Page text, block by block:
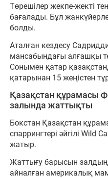
Төрешілер жекпе-жекті
бағалады. Бұл
болды.
Аталған кездесу
мансабындағы алғашқы
Сонымен қатар
қатарынан 15 жеңістен
Қазақстан құрамасы
залында жаттықты
Бокстан Қазақстан
спаррингтері әйгілі Wild
жатыр.
Жаттығу барысын залдың
айналған америкалық